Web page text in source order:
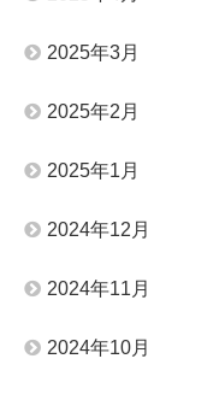
2025年3月
2025年2月
2025年1月
2024年12月
2024年11月
2024年10月